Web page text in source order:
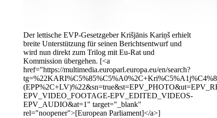
Der lettische EVP-Gesetzgeber Krišjānis Kariņš erhielt
breite Unterstützung für seinen Berichtsentwurf und
wird nun direkt zum Trilog mit Eu-Rat und
Kommission übergehen. [<a
href="https://multimedia.europarl.europa.eu/en/search?
EPV_VIDEO_FOOTAGE-EPV_EDITED_VIDEOS-
EPV_AUDIO&at=1" target="_blank"
rel="noopener">[European Parliament]</a>]